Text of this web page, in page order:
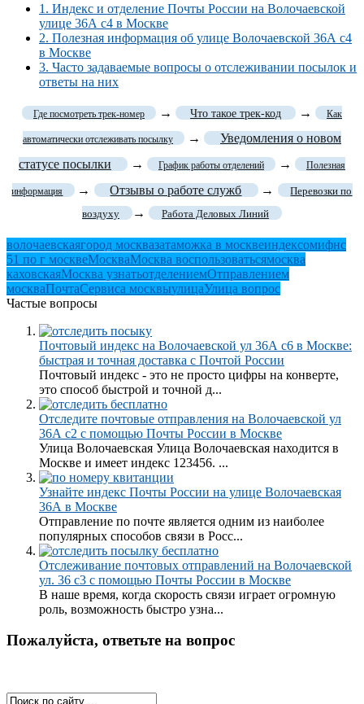
1. Индекс и отделение Почты России на Волочаевской
улице 36А с4 в Москве
2. Полезная информация об улице Волочаевской 36А с4
в Москве
3. Часто задаваемые вопросы о отслеживании посылок и
ответы на них
Где посмотреть трек-номер → Что такое трек-код → Как
автоматически отслеживать посылку →
Уведомления о новом
статусе посылки
→ График работы отделений → Полезная
информация → Отзывы о работе служб →
Перевозки по
воздуху
→ Работа Деловых Линий
волочаевскаягород москвазатаможка в москвеиндексомифнс
51 по г москвеМоскваМосква воспользоватьсямосква
каховскаяМосква узнатьотделениемОтправлением
москваПочтаСервиса москвыулицаУлица вопрос
Частые вопросы
Почтовый индекс на Волочаевской ул 36А с6 в Москве:
быстрая и точная доставка с Почтой России
Почтовый индекс - это не просто цифры на конверте,
это способ быстрой и точной д...
Отследите почтовые отправления на Волочаевской ул
36А с2 с помощью Почты России в Москве
Улица Волочаевская Улица Волочаевская находится в
Москве и имеет индекс 123456. ...
Узнайте индекс Почты России на улице Волочаевская
36А в Москве
Отправление по почте является одним из наиболее
популярных способов связи в Росс...
Отслеживание почтовых отправлений на Волочаевской
ул. 36 с3 с помощью Почты России в Москве
В наше время, когда скорость связи играет огромную
роль, возможность быстро узна...
Пожалуйста, ответьте на вопрос